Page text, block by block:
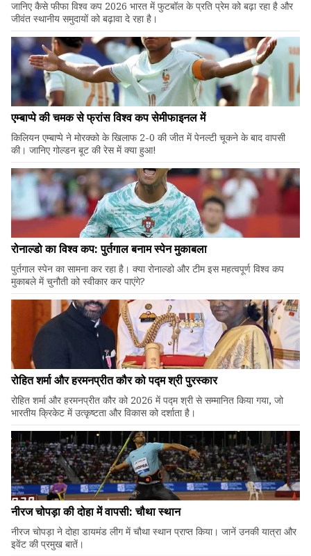
जानिए कैसे फीफा विश्व कप 2026 भारत में फुटबॉल के प्रति प्रेम को बढ़ा रहा है और
जीवंत स्थानीय समुदायों को बढ़ावा दे रहा है।
एम्बाप्पे की चमक से फ्रांस विश्व कप सेमीफाइनल में
किलियन एम्बाप्पे ने मोरक्को के खिलाफ 2-0 की जीत में पेनल्टी चूकने के बाद वापसी
की। जानिए गोल्डन बूट की रेस में क्या हुआ!
रोनाल्डो का विश्व कप: पुर्तगाल बनाम स्पेन मुकाबला
पुर्तगाल स्पेन का सामना कर रहा है। क्या रोनाल्डो और टीम इस महत्वपूर्ण विश्व कप
मुकाबले में चुनौती को स्वीकार कर पाएंगे?
रोहित शर्मा और हरमनप्रीत कौर को पद्म श्री पुरस्कार
रोहित शर्मा और हरमनप्रीत कौर को 2026 में पद्म श्री से सम्मानित किया गया, जो
भारतीय क्रिकेट में उत्कृष्टता और विकास को दर्शाता है।
नीरज चोपड़ा की दोहा में वापसी: चौथा स्थान
नीरज चोपड़ा ने दोहा डायमंड लीग में चौथा स्थान प्राप्त किया। जानें उनकी यात्रा और
इवेंट की प्रमुख बातें।